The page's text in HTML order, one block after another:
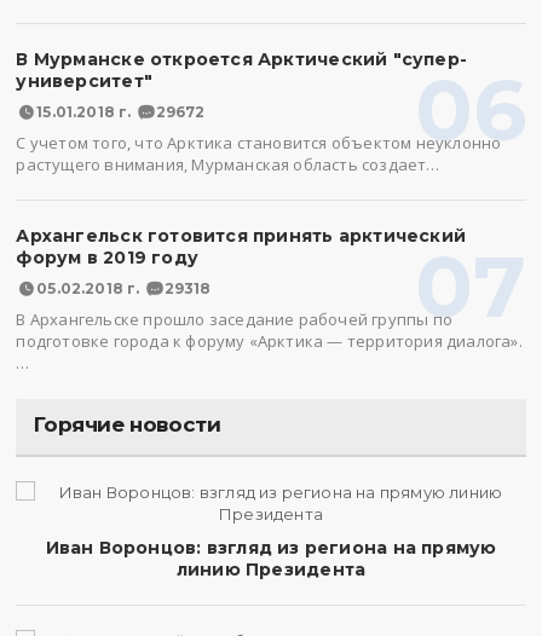
06
В Мурманске откроется Арктический "супер-
университет"
15.01.2018 г. 29672
С учетом того, что Арктика становится объектом неуклонно
растущего внимания, Мурманская область создает…
07
Архангельск готовится принять арктический
форум в 2019 году
05.02.2018 г. 29318
В Архангельске прошло заседание рабочей группы по
подготовке города к форуму «Арктика — территория диалога».
…
Горячие новости
Иван Воронцов: взгляд из региона на прямую
линию Президента